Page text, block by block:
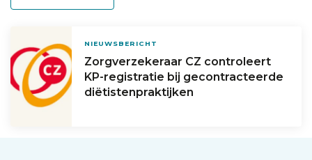
NIEUWSBERICHT
Zorgverzekeraar CZ controleert
KP-registratie bij gecontracteerde
diëtistenpraktijken